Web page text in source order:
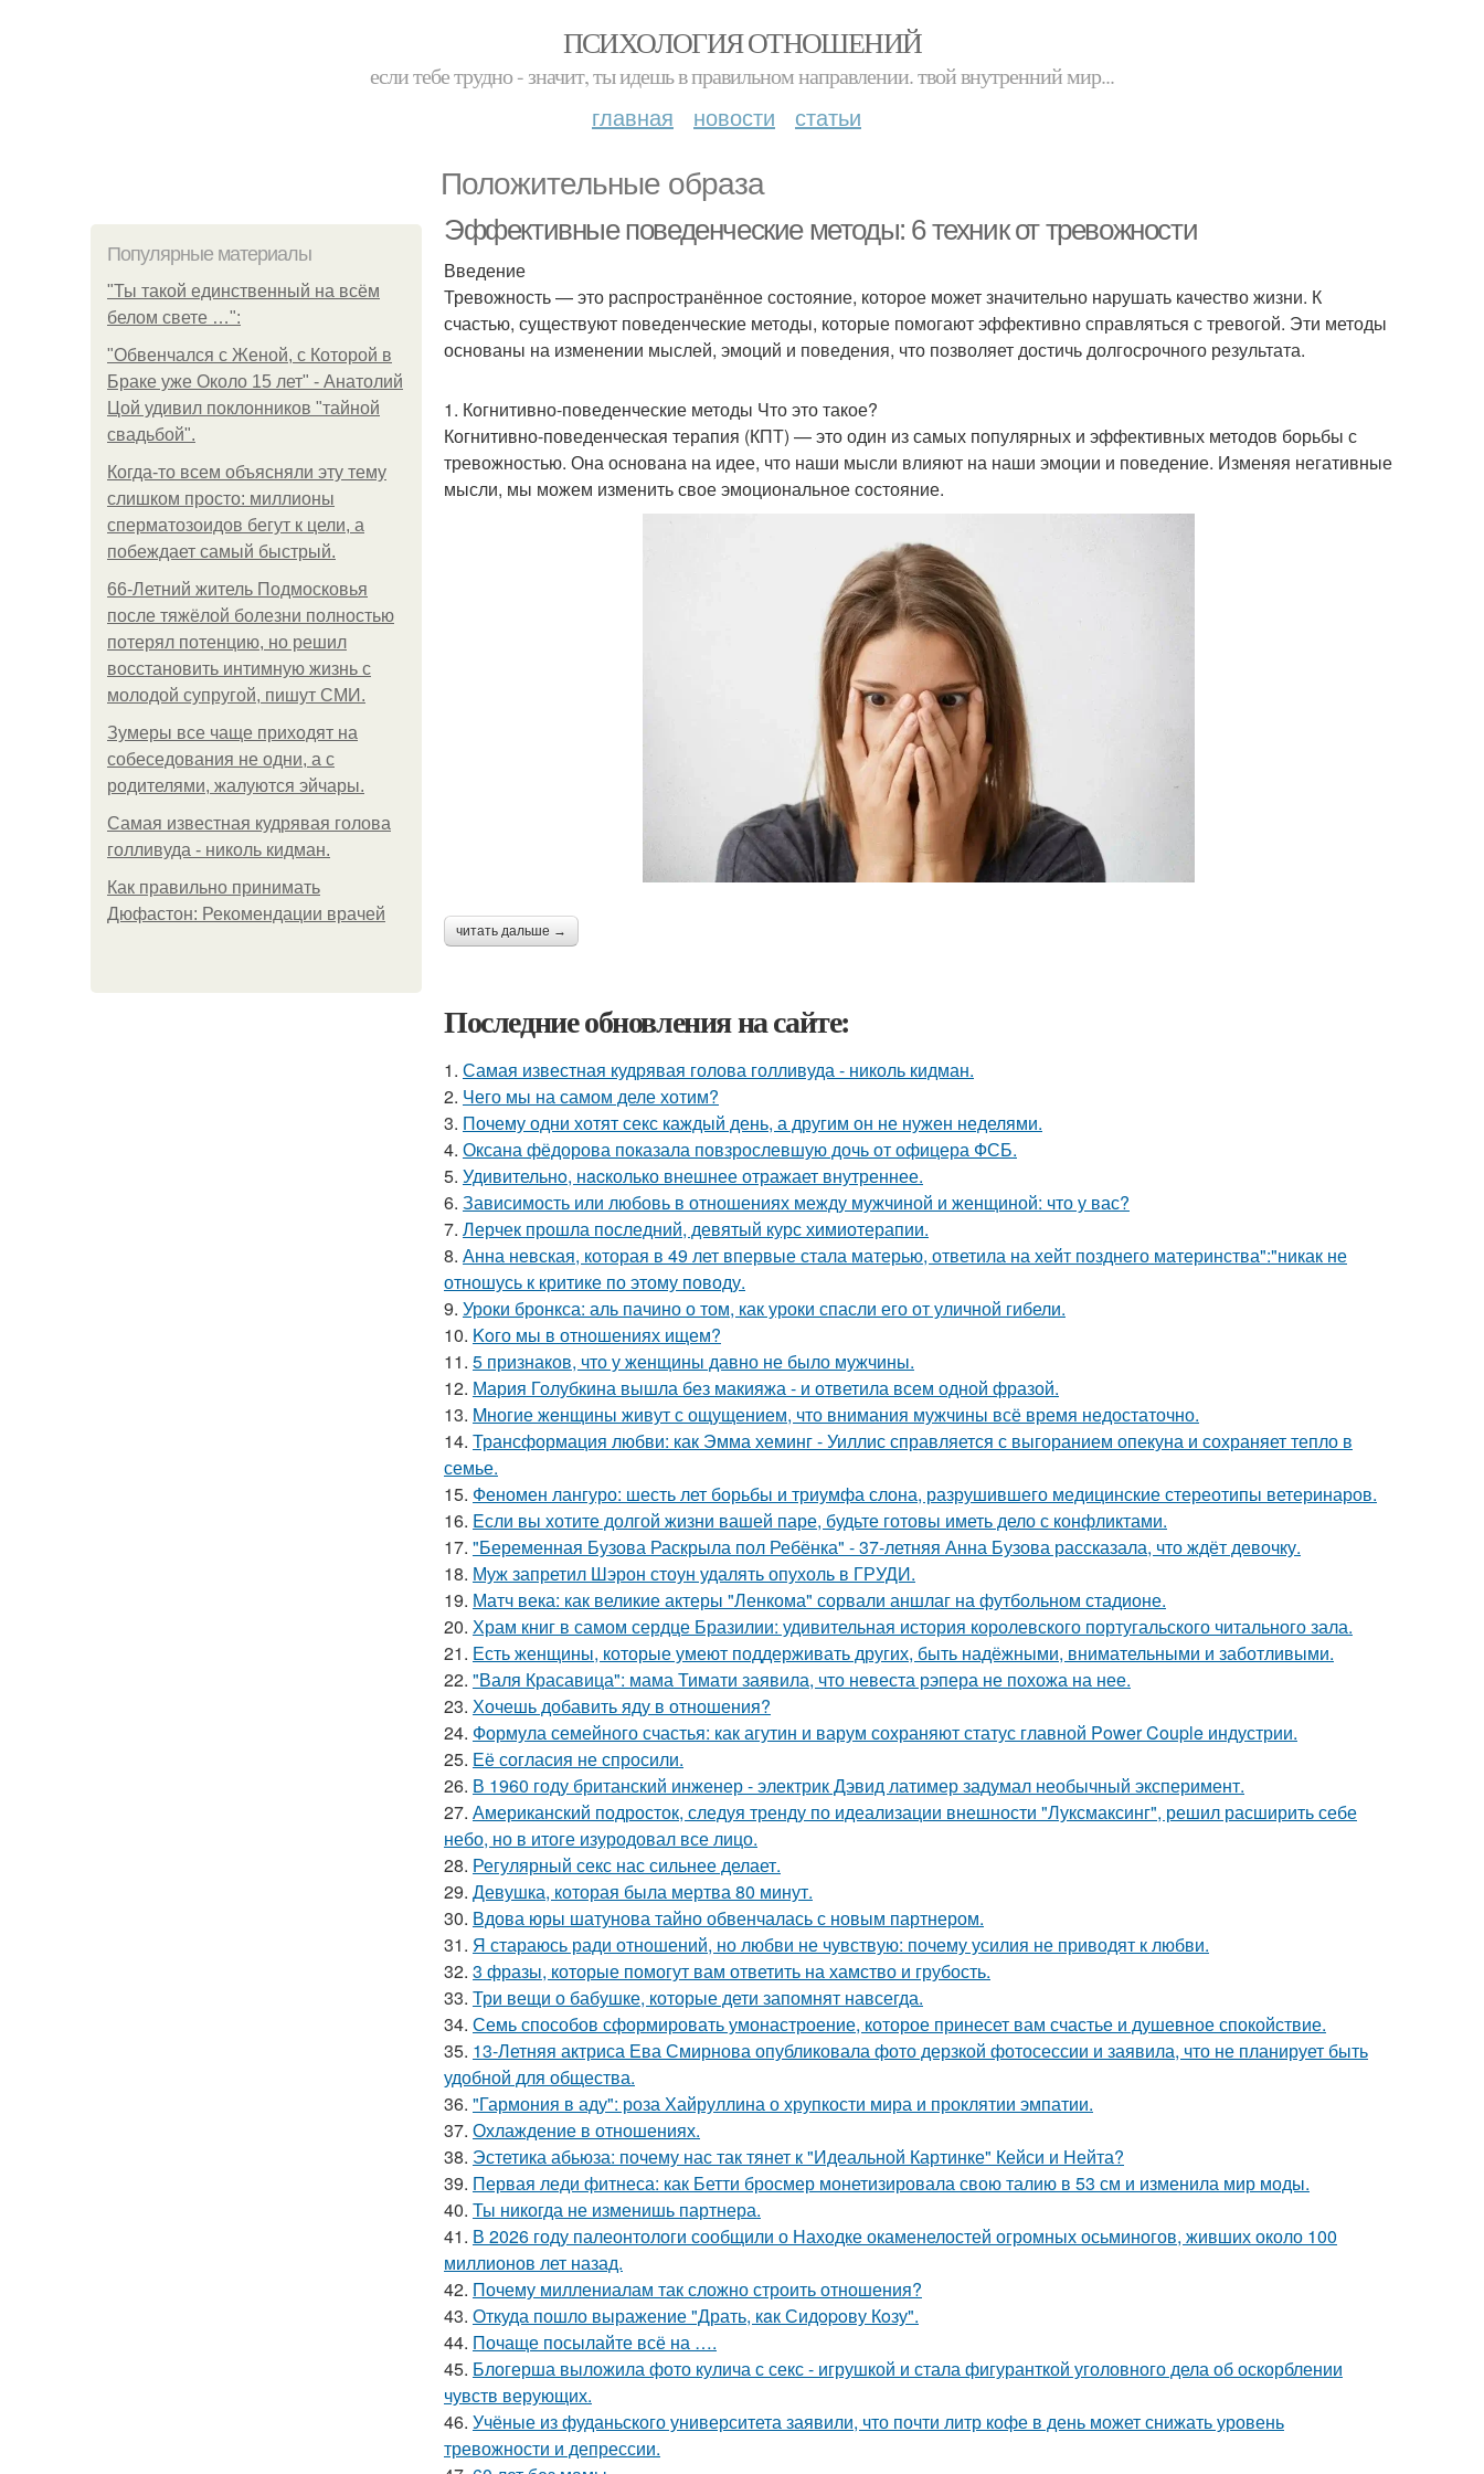
ПСИХОЛОГИЯ ОТНОШЕНИЙ
если тебе трудно - значит, ты идешь в правильном направлении. твой внутренний мир...
главная новости статьи
Положительные образа
Популярные материалы
"Ты такой единственный на всём
белом свете …":
"Обвенчался с Женой, с Которой в
Браке уже Около 15 лет" - Анатолий
Цой удивил поклонников "тайной
свадьбой".
Когда-то всем объясняли эту тему
слишком просто: миллионы
сперматозоидов бегут к цели, а
побеждает самый быстрый.
66-Летний житель Подмосковья
после тяжёлой болезни полностью
потерял потенцию, но решил
восстановить интимную жизнь с
молодой супругой, пишут СМИ.
Зумеры все чаще приходят на
собеседования не одни, а с
родителями, жалуются эйчары.
Самая известная кудрявая голова
голливуда - николь кидман.
Как правильно принимать
Дюфастон: Рекомендации врачей
Эффективные поведенческие методы: 6 техник от тревожности
Введение
Тревожность — это распространённое состояние, которое может значительно нарушать качество жизни. К
счастью, существуют поведенческие методы, которые помогают эффективно справляться с тревогой. Эти методы
основаны на изменении мыслей, эмоций и поведения, что позволяет достичь долгосрочного результата.
1. Когнитивно-поведенческие методы Что это такое?
Когнитивно-поведенческая терапия (КПТ) — это один из самых популярных и эффективных методов борьбы с
тревожностью. Она основана на идее, что наши мысли влияют на наши эмоции и поведение. Изменяя негативные
мысли, мы можем изменить свое эмоциональное состояние.
читать дальше →
Последние обновления на сайте:
1. Самая известная кудрявая голова голливуда - николь кидман.
2. Чего мы на самом деле хотим?
3. Почему одни хотят секс каждый день, а другим он не нужен неделями.
4. Оксана фёдорова показала повзрослевшую дочь от офицера ФСБ.
5. Удивительнo, нacколько внешнее отражает внутреннее.
6. Зависимость или любовь в отношениях между мужчиной и женщиной: что у вас?
7. Лерчек прошла последний, девятый курс химиотерапии.
8. Анна невская, которая в 49 лет впервые стала матерью, ответила на хейт позднего материнства":"никак не
отношусь к критике по этому поводу.
9. Уроки бронкса: аль пачино о том, как уроки спасли его от уличной гибели.
10. Koго мы в отношениях ищем?
11. 5 признаков, что у женщины давно не было мужчины.
12. Мария Голубкина вышла без макияжа - и ответила всем одной фразой.
13. Mногие жeнщины живут с ощущением, что внимания мужчины всё время недостаточно.
14. Трансформация любви: как Эмма хеминг - Уиллис справляется с выгоранием опекуна и сохраняет тепло в
семье.
15. Феномен лангуро: шесть лет борьбы и триумфа слона, разрушившего медицинские стереотипы ветеринаров.
16. Eсли вы хотите долгой жизни вашей паре, будьте готовы иметь дело с конфликтами.
17. "Беременная Бузова Раскрыла пол Ребёнка" - 37-летняя Анна Бузова рассказала, что ждёт девочку.
18. Муж запретил Шэрон стоун удалять опухоль в ГРУДИ.
19. Матч века: как великие актеры "Ленкома" сорвали аншлаг на футбольном стадионе.
20. Храм книг в самом сердце Бразилии: удивительная история королевского португальского читального зала.
21. Есть женщины, которые умеют поддерживать других, быть надёжными, внимательными и заботливыми.
22. "Валя Красавица": мама Тимати заявила, что невеста рэпера не похожа на нее.
23. Хочешь добавить яду в отношения?
24. Формула семейного счастья: как агутин и варум сохраняют статус главной Power Couple индустрии.
25. Её согласия не спросили.
26. В 1960 году британский инженер - электрик Дэвид латимер задумал необычный эксперимент.
27. Американский подросток, следуя тренду по идеализации внешности "Луксмаксинг", решил расширить себе
небо, но в итоге изуродовал все лицо.
28. Регулярный секс нас сильнее делает.
29. Девушка, которая была мертва 80 минут.
30. Вдова юры шатунова тайно обвенчалась с новым партнером.
31. Я стараюсь ради отношений, но любви не чувствую: почему усилия не приводят к любви.
32. 3 фразы, которые помогут вам ответить на хамство и грубость.
33. Три вещи о бабушке, которые дети запомнят навсегда.
34. Семь способов сформировать умонастроение, которое принесет вам счастье и душевное спокойствие.
35. 13-Летняя актриса Ева Смирнова опубликовала фото дерзкой фотосессии и заявила, что не планирует быть
удобной для общества.
36. "Гармония в аду": роза Хайруллина о хрупкости мира и проклятии эмпатии.
37. Охлаждение в отношениях.
38. Эстетика абьюза: почему нас так тянет к "Идеальной Картинке" Кейси и Нейта?
39. Первая леди фитнеса: как Бетти бросмер монетизировала свою талию в 53 см и изменила мир моды.
40. Ты никогда не изменишь партнера.
41. В 2026 году палеонтологи сообщили о Находке окаменелостей огромных осьминогов, живших около 100
миллионов лет назад.
42. Почему миллениалам так сложно строить отношения?
43. Откуда пошло выражение "Драть, кaк Сидopoву Кoзу".
44. Почаще посылайте всё на ….
45. Блогерша выложила фото кулича с секс - игрушкой и стала фигуранткой уголовного дела об оскорблении
чувств верующих.
46. Учёные из фуданьского университета заявили, что почти литр кофе в день может снижать уровень
тревожности и депрессии.